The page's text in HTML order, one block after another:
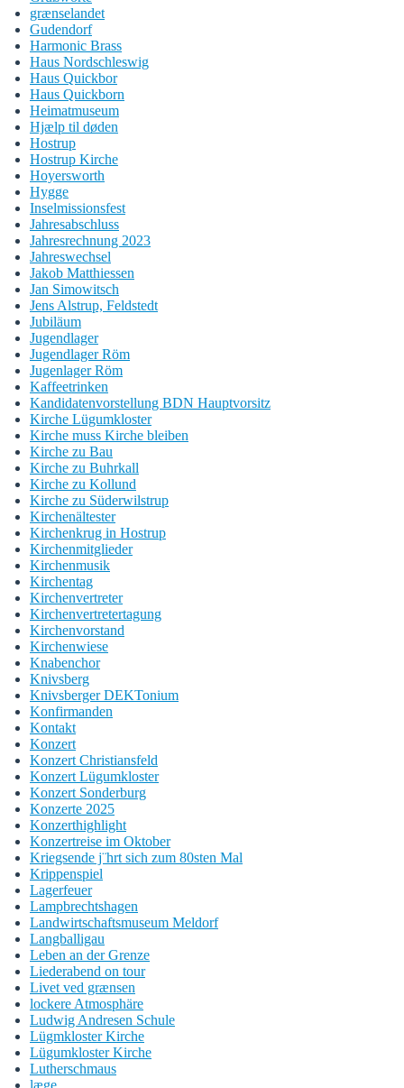
grænselandet
Gudendorf
Harmonic Brass
Haus Nordschleswig
Haus Quickbor
Haus Quickborn
Heimatmuseum
Hjælp til døden
Hostrup
Hostrup Kirche
Hoyersworth
Hygge
Inselmissionsfest
Jahresabschluss
Jahresrechnung 2023
Jahreswechsel
Jakob Matthiessen
Jan Simowitsch
Jens Alstrup, Feldstedt
Jubiläum
Jugendlager
Jugendlager Röm
Jugenlager Röm
Kaffeetrinken
Kandidatenvorstellung BDN Hauptvorsitz
Kirche Lügumkloster
Kirche muss Kirche bleiben
Kirche zu Bau
Kirche zu Buhrkall
Kirche zu Kollund
Kirche zu Süderwilstrup
Kirchenältester
Kirchenkrug in Hostrup
Kirchenmitglieder
Kirchenmusik
Kirchentag
Kirchenvertreter
Kirchenvertretertagung
Kirchenvorstand
Kirchenwiese
Knabenchor
Knivsberg
Knivsberger DEKTonium
Konfirmanden
Kontakt
Konzert
Konzert Christiansfeld
Konzert Lügumkloster
Konzert Sonderburg
Konzerte 2025
Konzerthighlight
Konzertreise im Oktober
Kriegsende j¨hrt sich zum 80sten Mal
Krippenspiel
Lagerfeuer
Lampbrechtshagen
Landwirtschaftsmuseum Meldorf
Langballigau
Leben an der Grenze
Liederabend on tour
Livet ved grænsen
lockere Atmosphäre
Ludwig Andresen Schule
Lügmkloster Kirche
Lügumkloster Kirche
Lutherschmaus